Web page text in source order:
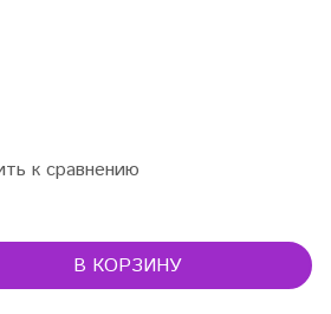
к сравнению
В КОРЗИНУ